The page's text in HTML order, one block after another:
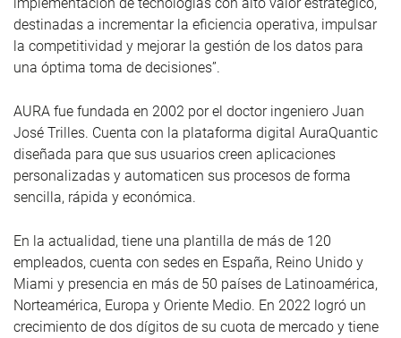
destinadas a incrementar la eficiencia operativa, impulsar
la competitividad y mejorar la gestión de los datos para
una óptima toma de decisiones”.
AURA fue fundada en 2002 por el doctor ingeniero Juan
José Trilles. Cuenta con la plataforma digital AuraQuantic
diseñada para que sus usuarios creen aplicaciones
personalizadas y automaticen sus procesos de forma
sencilla, rápida y económica.
En la actualidad, tiene una plantilla de más de 120
empleados, cuenta con sedes en España, Reino Unido y
Miami y presencia en más de 50 países de Latinoamérica,
Norteamérica, Europa y Oriente Medio. En 2022 logró un
crecimiento de dos dígitos de su cuota de mercado y tiene